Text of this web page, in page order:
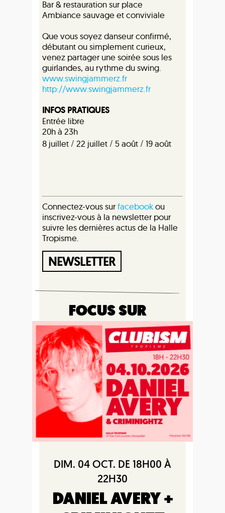
Bar & restauration sur place
Ambiance sauvage et conviviale
Que vous soyez danseur confirmé,
débutant ou simplement curieux,
venez partager une soirée sous les
guirlandes, au rythme du swing.
www.swingjammerz.fr
http://www.swingjammerz.fr
INFOS PRATIQUES
Entrée libre
20h à 23h
8 juillet / 22 juillet / 5 août / 19 août
Connectez-vous surfacebookou
inscrivez-vous à la newsletter pour
suivre les dernières actus de la Halle
Tropisme.
NEWSLETTER
FOCUS SUR
DIM. 04 OCT. DE 18H00 À
22H30
DANIEL AVERY +